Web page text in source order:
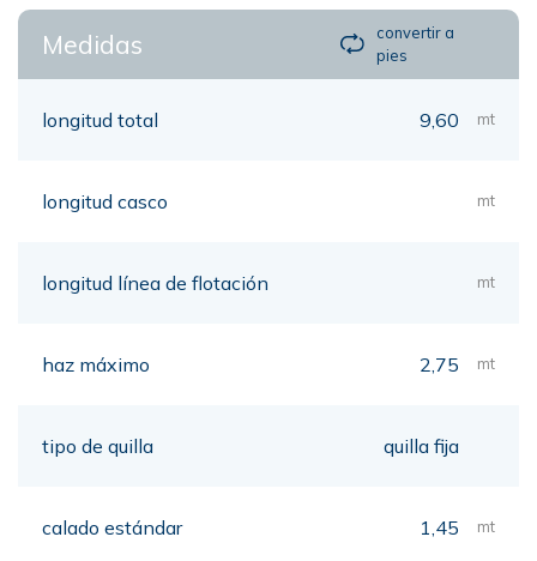
Medidas
convertir a
pies
longitud total 9,60 mt
longitud casco mt
longitud línea de flotación mt
haz máximo 2,75 mt
tipo de quilla quilla fija
calado estándar 1,45 mt